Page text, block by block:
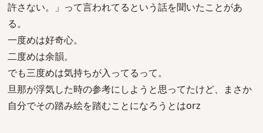
許さない。」って言われてるという話を聞いたことがあ
る。
一度めは好奇心。
二度めは余韻。
でも三度めは気持ちが入ってるって。
旦那が浮気した時の参考にしようと思ってたけど、まさか
自分でその踏み絵を踏むことになろうとはorz